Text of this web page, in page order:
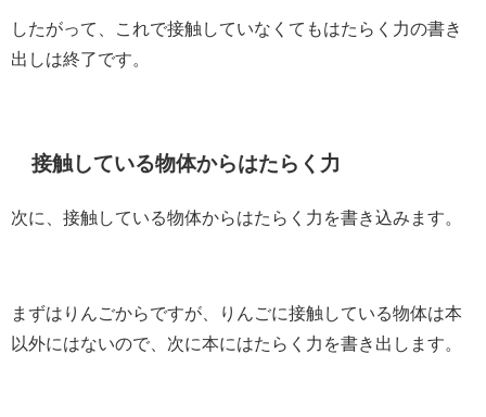
したがって、これで接触していなくてもはたらく力の書き
出しは終了です。
接触している物体からはたらく力
次に、接触している物体からはたらく力を書き込みます。
まずはりんごからですが、りんごに接触している物体は本
以外にはないので、次に本にはたらく力を書き出します。